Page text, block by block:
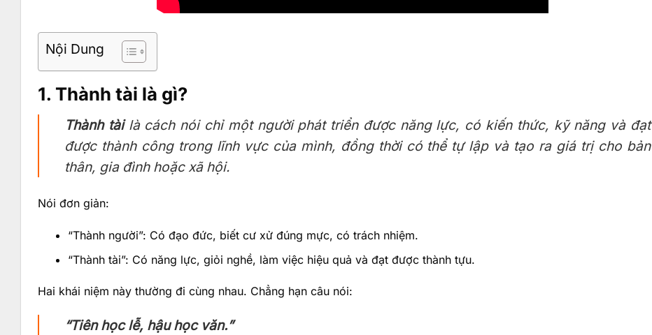
Nội Dung
1. Thành tài là gì?
Thành tàilà cách nói chỉ một người phát triển được năng lực, có kiến thức, kỹ năng và đạt
được thành công trong lĩnh vực của mình, đồng thời có thể tự lập và tạo ra giá trị cho bản
thân, gia đình hoặc xã hội.
Nói đơn giản:
“Thành người”: Có đạo đức, biết cư xử đúng mực, có trách nhiệm.
“Thành tài”: Có năng lực, giỏi nghề, làm việc hiệu quả và đạt được thành tựu.
Hai khái niệm này thường đi cùng nhau. Chẳng hạn câu nói:
“Tiên học lễ, hậu học văn.”